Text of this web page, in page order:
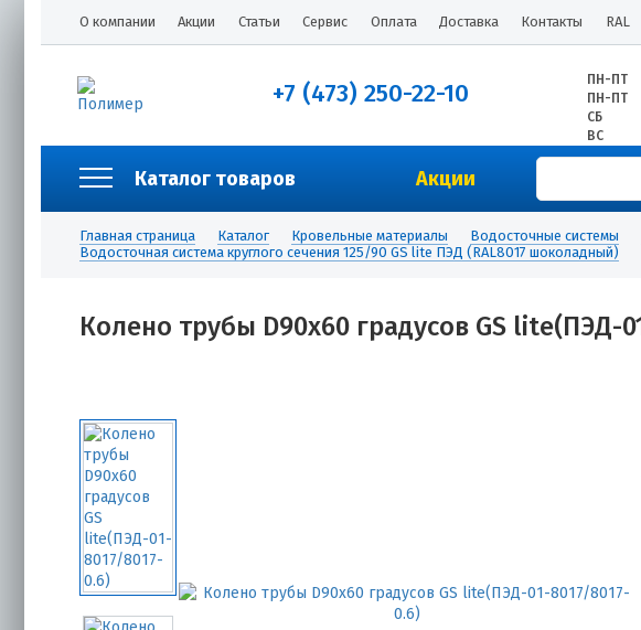
О компании Акции Статьи Сервис Оплата Доставка Контакты RAL
+7 (473) 250-22-10 ПН-ПТ
ПН-ПТ
СБ
ВС
Каталог товаров Акции
Главная страница Каталог Кровельные материалы Водосточные системы
Водосточная система круглого сечения 125/90 GS lite ПЭД (RAL8017 шоколадный)
Колено трубы D90х60 градусов GS lite(ПЭД-